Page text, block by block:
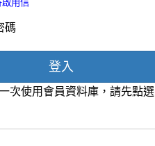
啟用信
碼
登入
次使用會員資料庫，請先點選